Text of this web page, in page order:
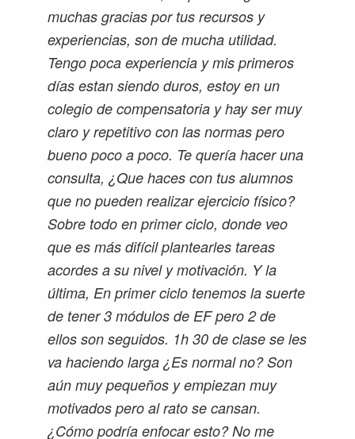
muchas gracias por tus recursos y
experiencias, son de mucha utilidad.
Tengo poca experiencia y mis primeros
días estan siendo duros, estoy en un
colegio de compensatoria y hay ser muy
claro y repetitivo con las normas pero
bueno poco a poco. Te quería hacer una
consulta, ¿Que haces con tus alumnos
que no pueden realizar ejercicio físico?
Sobre todo en primer ciclo, donde veo
que es más difícil plantearles tareas
acordes a su nivel y motivación. Y la
última, En primer ciclo tenemos la suerte
de tener 3 módulos de EF pero 2 de
ellos son seguidos. 1h 30 de clase se les
va haciendo larga ¿Es normal no? Son
aún muy pequeños y empiezan muy
motivados pero al rato se cansan.
¿Cómo podría enfocar esto? No me